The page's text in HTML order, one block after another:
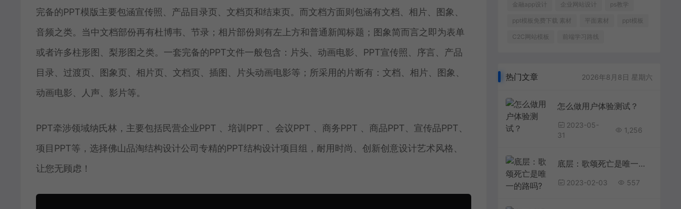
完备的PPT模版主要包涵宣传照、产品目录页、文档页和结束页。而文档方面则包涵有文档、相片、图象、
音频之类。当中文档部份再有杜博韦、节录；相片部份则有左上方和普通新闻标题；图象简而言之即为表单
或者许多柱形图、梨形图之类。一套完备的PPT文件一般包含：片头、动画电影、PPT宣传照、序言、产品
目录、过渡页、图象页、相片页、文档页、插图、片头动画电影等；所采用的片断有：文档、相片、图象、
动画电影、人声、影片等。
PPT牵涉领域纳氏林，主要包括民营企业PPT 、培训PPT 、会议PPT 、商务PPT 、商品PPT、宣传品PPT、
项目PPT等，选择佛山品淘结构设计公司专精的PPT结构设计项目组，耐用时尚、创新创意设计艺术风格、
让您无顾虑！
金融app设计 企业网站设计 ps教学
ppt模板免费下载 素材 平面素材 ppt模板
C2C网站模板 前端学习路线
热门文章 2026年8月8日 星期六
怎么做用户体验测试？
2023-05-
31
1,256
底层：歌颂死亡是唯一的路吗?
2023-02-03 557